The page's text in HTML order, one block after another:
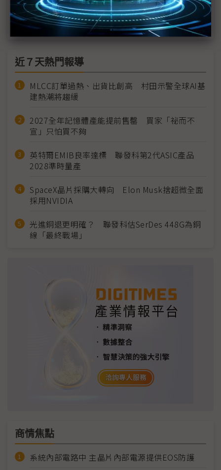
美國不續簽USMCA 美加墨貿易轉向年度審查
近７天熱門報導
MLCC訂單過熱、出貨比創高 村田示警全球AI基
建熱潮將趨緩
2027全年記憶體產能提前售罄 買家「祕而不
宣」只怕買不夠
英特爾EMIB良率達標 聯發科第2代ASIC產品
2028準時量產
SpaceX晶片採購大轉向 Elon Musk捨超微全面
採用NVIDIA
光進銅退更明確？ 聯發科估SerDes 448G為銅
線「最終戰場」
商情焦點
系統內部電路中 主晶片內部電源提供EOS防護